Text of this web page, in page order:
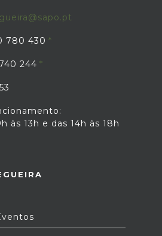
780 430
244
às 13h e das 14h às 18h